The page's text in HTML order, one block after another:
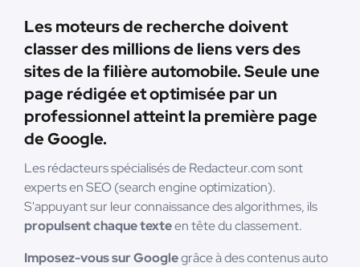
Les moteurs de recherche doivent
classer des millions de liens vers des
sites de la filière automobile. Seule une
page rédigée et optimisée par un
professionnel atteint la première page
de Google.
Les rédacteurs spécialisés de Redacteur.com sont
experts en SEO (search engine optimization).
S'appuyant sur leur connaissance des algorithmes, ils
propulsent chaque texteen tête du classement.
Imposez-vous sur Googlegrâce à des contenus auto